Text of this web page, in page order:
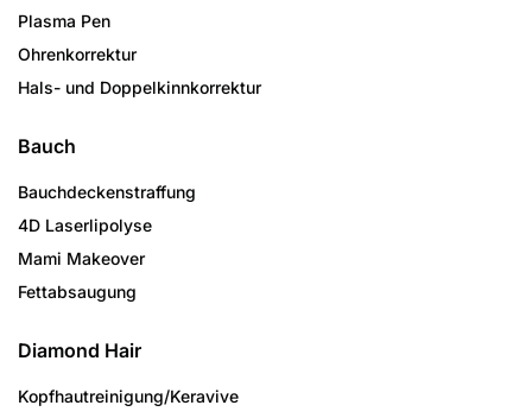
Plasma Pen
Ohrenkorrektur
Hals- und Doppelkinnkorrektur
Bauch
Bauchdeckenstraffung
4D Laserlipolyse
Mami Makeover
Fettabsaugung
Diamond Hair
Kopfhautreinigung/­Keravive